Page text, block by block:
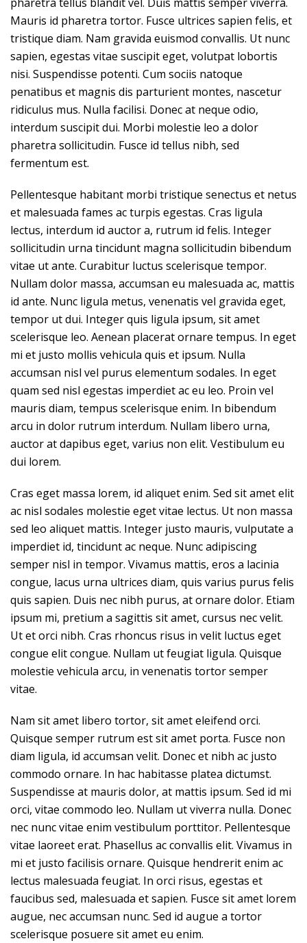
Mauris id pharetra tortor. Fusce ultrices sapien felis, et
tristique diam. Nam gravida euismod convallis. Ut nunc
sapien, egestas vitae suscipit eget, volutpat lobortis
nisi. Suspendisse potenti. Cum sociis natoque
penatibus et magnis dis parturient montes, nascetur
ridiculus mus. Nulla facilisi. Donec at neque odio,
interdum suscipit dui. Morbi molestie leo a dolor
pharetra sollicitudin. Fusce id tellus nibh, sed
fermentum est.
Pellentesque habitant morbi tristique senectus et netus
et malesuada fames ac turpis egestas. Cras ligula
lectus, interdum id auctor a, rutrum id felis. Integer
sollicitudin urna tincidunt magna sollicitudin bibendum
vitae ut ante. Curabitur luctus scelerisque tempor.
Nullam dolor massa, accumsan eu malesuada ac, mattis
id ante. Nunc ligula metus, venenatis vel gravida eget,
tempor ut dui. Integer quis ligula ipsum, sit amet
scelerisque leo. Aenean placerat ornare tempus. In eget
mi et justo mollis vehicula quis et ipsum. Nulla
accumsan nisl vel purus elementum sodales. In eget
quam sed nisl egestas imperdiet ac eu leo. Proin vel
mauris diam, tempus scelerisque enim. In bibendum
arcu in dolor rutrum interdum. Nullam libero urna,
auctor at dapibus eget, varius non elit. Vestibulum eu
dui lorem.
Cras eget massa lorem, id aliquet enim. Sed sit amet elit
ac nisl sodales molestie eget vitae lectus. Ut non massa
sed leo aliquet mattis. Integer justo mauris, vulputate a
imperdiet id, tincidunt ac neque. Nunc adipiscing
semper nisl in tempor. Vivamus mattis, eros a lacinia
congue, lacus urna ultrices diam, quis varius purus felis
quis sapien. Duis nec nibh purus, at ornare dolor. Etiam
ipsum mi, pretium a sagittis sit amet, cursus nec velit.
Ut et orci nibh. Cras rhoncus risus in velit luctus eget
congue elit congue. Nullam ut feugiat ligula. Quisque
molestie vehicula arcu, in venenatis tortor semper
vitae.
Nam sit amet libero tortor, sit amet eleifend orci.
Quisque semper rutrum est sit amet porta. Fusce non
diam ligula, id accumsan velit. Donec et nibh ac justo
commodo ornare. In hac habitasse platea dictumst.
Suspendisse at mauris dolor, at mattis ipsum. Sed id mi
orci, vitae commodo leo. Nullam ut viverra nulla. Donec
nec nunc vitae enim vestibulum porttitor. Pellentesque
vitae laoreet erat. Phasellus ac convallis elit. Vivamus in
mi et justo facilisis ornare. Quisque hendrerit enim ac
lectus malesuada feugiat. In orci risus, egestas et
faucibus sed, malesuada et sapien. Fusce sit amet lorem
augue, nec accumsan nunc. Sed id augue a tortor
scelerisque posuere sit amet eu enim.